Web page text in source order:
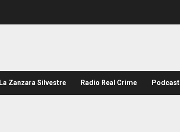
La Zanzara Silvestre Radio Real Crime Podcast